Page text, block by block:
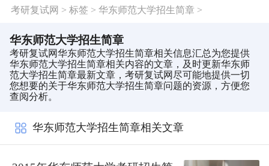
考研复试网 > 标签 > 华东师范大学招生简章>
华东师范大学招生简章
考研复试网华东师范大学招生简章相关信息汇总为您提供
华东师范大学招生简章相关内容的文章，及时更新华东师
范大学招生简章最新文章，考研复试网尽可能地提供一切
您想要的关于华东师范大学招生简章问题的资源，方便您
查阅分析。
华东师范大学招生简章相关文章